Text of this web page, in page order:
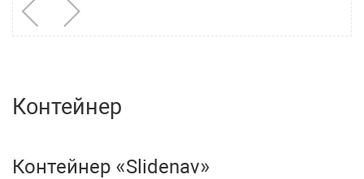
Контейнер
Контейнер «Slidenav»